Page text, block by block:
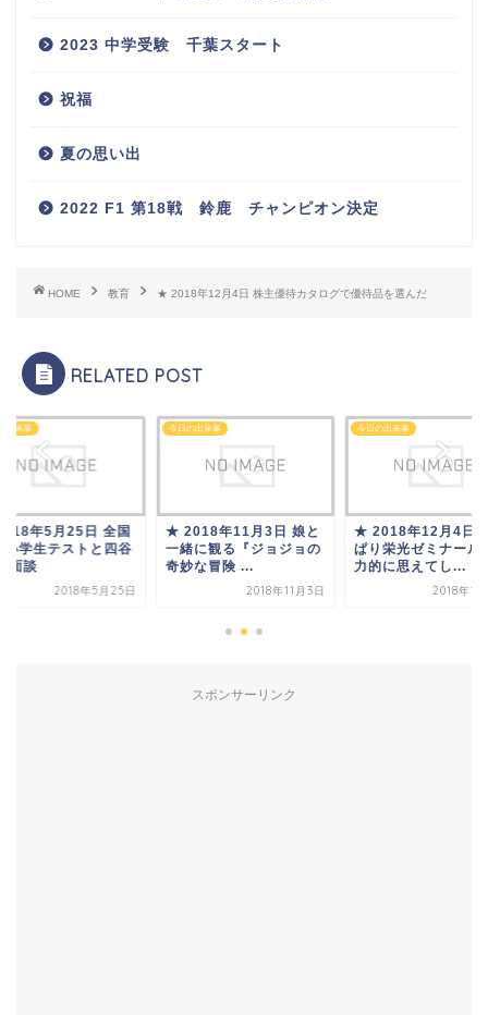
2023 中学受験 千葉スタート
祝福
夏の思い出
2022 F1 第18戦 鈴鹿 チャンピオン決定
HOME 教育 ★ 2018年12月4日 株主優待カタログで優待品を選んだ
RELATED POST
出来事
年5月25日 全国
小学生テストと四谷
面談
2018年5月25日
今日の出来事
★ 2018年11月3日 娘と
一緒に観る『ジョジョの
奇妙な冒険 ...
2018年11月3日
今日の出来事
★ 2018年12月4日
ぱり栄光ゼミナール
力的に思えてし...
2018年12
スポンサーリンク